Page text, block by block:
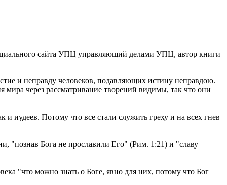
сайта УПЦ управляющий делами УПЦ, автор книги
и неправду человеков, подавляющих истину неправдою.
через рассматривание творений видимы, так что они
иудеев. Потому что все стали служить греху и на всех гнев
"познав Бога не прославили Его" (Рим. 1:21) и "славу
"что можно знать о Боге, явно для них, потому что Бог